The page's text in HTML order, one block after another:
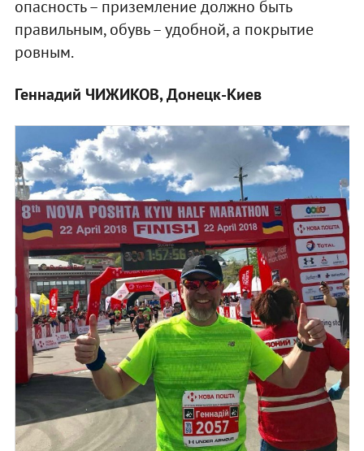
опасность – приземление должно быть
правильным, обувь – удобной, а покрытие
ровным.
Геннадий ЧИЖИКОВ, Донецк-Киев